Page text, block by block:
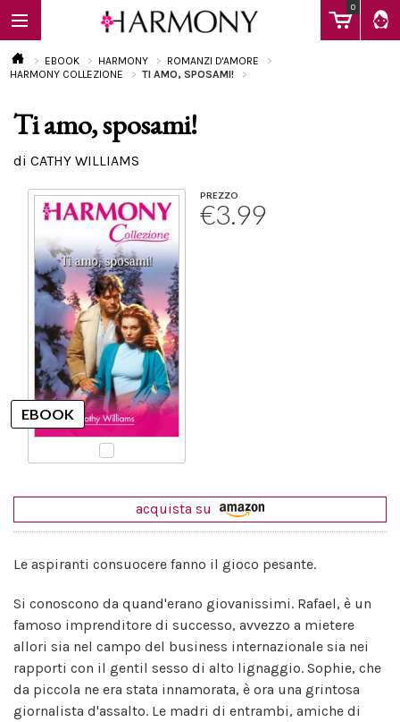
0
EBOOK
Calendario
EBOOK HARMONY
ROMANZI D'AMORE
HARMONY COLLEZIONE
TI AMO, SPOSAMI!
Ti amo, sposami!
di CATHY WILLIAMS
PREZZO
€3.99
acquista su
Le aspiranti consuocere fanno il gioco pesante.
Si conoscono da quand'erano giovanissimi. Rafael, è un
famoso imprenditore di successo, avvezzo a mietere
allori sia nel campo del business internazionale sia nei
rapporti con il gentil sesso di alto lignaggio. Sophie, che
da piccola ne era stata innamorata, è ora una grintosa
giornalista d'assalto. Le madri di entrambi, amiche di